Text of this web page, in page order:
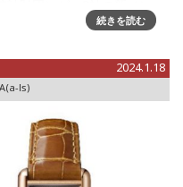
を迎える6月25日付で配信
続きを読む
2024.1.18
ls)